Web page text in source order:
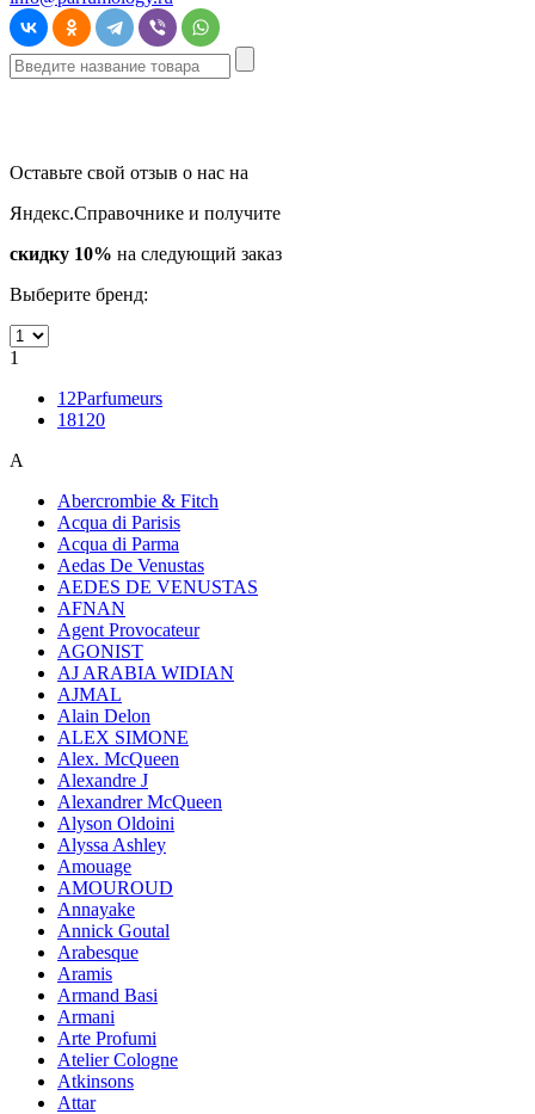
Оставьте свой отзыв о нас на
Яндекс.Справочнике и получите
скидку 10% на следующий заказ
Выберите бренд:
1
12Parfumeurs
18120
A
Abercrombie & Fitch
Acqua di Parisis
Acqua di Parma
Aedas De Venustas
AEDES DE VENUSTAS
AFNAN
Agent Provocateur
AGONIST
AJ ARABIA WIDIAN
AJMAL
Alain Delon
ALEX SIMONE
Alex. McQueen
Alexandre J
Alexandrer McQueen
Alyson Oldoini
Alyssa Ashley
Amouage
AMOUROUD
Annayake
Annick Goutal
Arabesque
Aramis
Armand Basi
Armani
Arte Profumi
Atelier Cologne
Atkinsons
Attar